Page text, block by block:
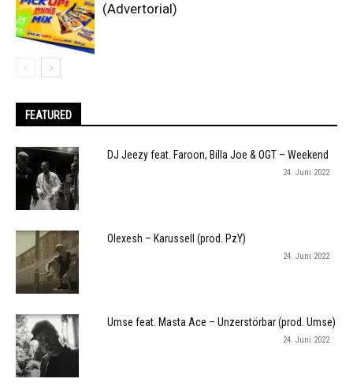
(Advertorial)
FEATURED
DJ Jeezy feat. Faroon, Billa Joe & OGT – Weekend
24. Juni 2022
Olexesh – Karussell (prod. PzY)
24. Juni 2022
Umse feat. Masta Ace – Unzerstörbar (prod. Umse)
24. Juni 2022